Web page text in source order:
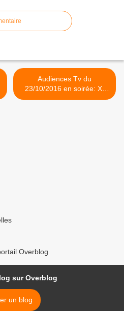
Audiences Tv du
23/10/2016 en soirée: X-
Men bat Les Choristes.
Overblog
sur Overblog
un blog